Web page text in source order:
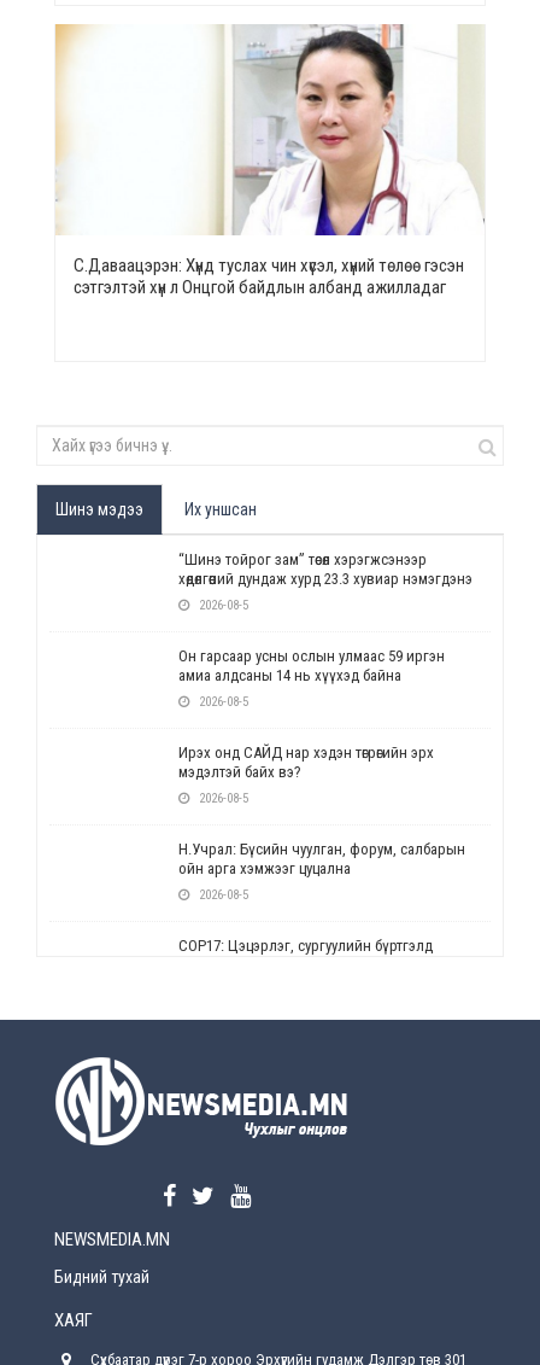
С.Даваацэрэн: Хүнд туслах чин хүсэл, хүний төлөө гэсэн
сэтгэлтэй хүн л Онцгой байдлын албанд ажилладаг
Шинэ мэдээ Их уншсан
“Шинэ тойрог зам” төсөл хэрэгжсэнээр
хөдөлгөөний дундаж хурд 23.3 хувиар нэмэгдэнэ
2026-08-5
Он гарсаар усны ослын улмаас 59 иргэн
амиа алдсаны 14 нь хүүхэд байна
2026-08-5
Ирэх онд САЙД нар хэдэн төгрөгийн эрх
мэдэлтэй байх вэ?
2026-08-5
Н.Учрал: Бүсийн чуулган, форум, салбарын
ойн арга хэмжээг цуцална
2026-08-5
СОР17: Цэцэрлэг, сургуулийн бүртгэлд
2026-08-5
2026-08-5
хүрсэн өгөөжөөрөө ажлаа үнэлж, хэрэгжилтээ
NEWSMEDIA.MN
Бидний тухай
ХАЯГ
Сүхбаатар дүүрэг 7-р хороо Эрхүүгийн гудамж Дэлгэр төв 301